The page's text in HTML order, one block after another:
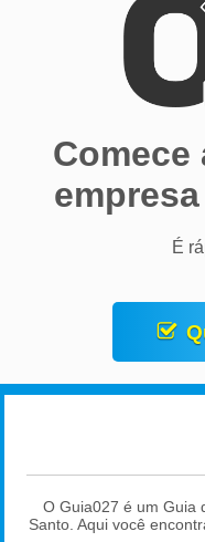
É
O Guia027 é um Guia
Santo. Aqui você